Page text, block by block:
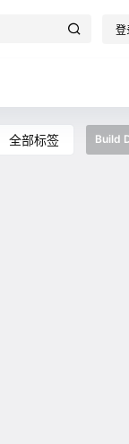
登
全部标签 Build